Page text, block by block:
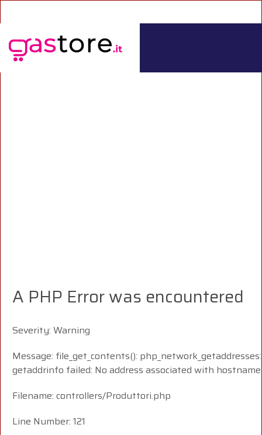
A PHP Error was encountered
Severity: Warning
Message: file_get_contents(): php_network_getaddresses:
getaddrinfo failed: No address associated with hostname
Filename: controllers/Produttori.php
Line Number: 121